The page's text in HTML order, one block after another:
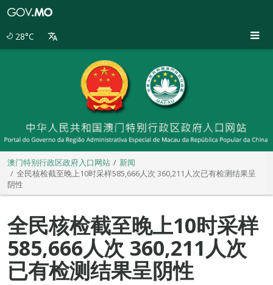
28°C
澳门特别行政区政府入口网站
新闻
全民核检截至晚上10时采样585,666人次 360,211人次已有检测结果呈
阴性
全民核检截至晚上10时采样
585,666人次 360,211人次
已有检测结果呈阴性